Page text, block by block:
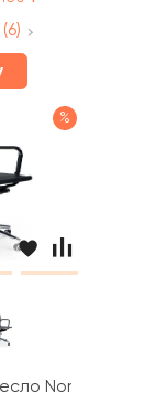
(6)
%
Norden